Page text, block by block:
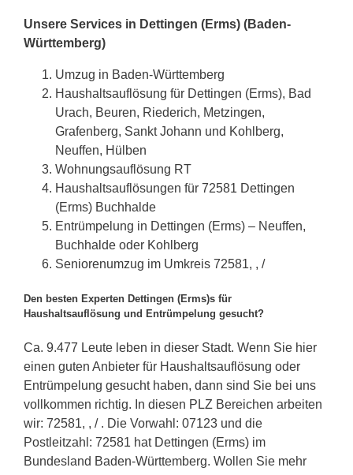
Unsere Services in Dettingen (Erms) (Baden-
Württemberg)
Umzug in Baden-Württemberg
Haushaltsauflösung für Dettingen (Erms), Bad
Urach, Beuren, Riederich, Metzingen,
Grafenberg, Sankt Johann und Kohlberg,
Neuffen, Hülben
Wohnungsauflösung RT
Haushaltsauflösungen für 72581 Dettingen
(Erms) Buchhalde
Entrümpelung in Dettingen (Erms) – Neuffen,
Buchhalde oder Kohlberg
Seniorenumzug im Umkreis 72581, , /
Den besten Experten Dettingen (Erms)s für
Haushaltsauflösung und Entrümpelung gesucht?
Ca. 9.477 Leute leben in dieser Stadt. Wenn Sie hier
einen guten Anbieter für Haushaltsauflösung oder
Entrümpelung gesucht haben, dann sind Sie bei uns
vollkommen richtig. In diesen PLZ Bereichen arbeiten
wir: 72581, , / . Die Vorwahl: 07123 und die
Postleitzahl: 72581 hat Dettingen (Erms) im
Bundesland Baden-Württemberg. Wollen Sie mehr